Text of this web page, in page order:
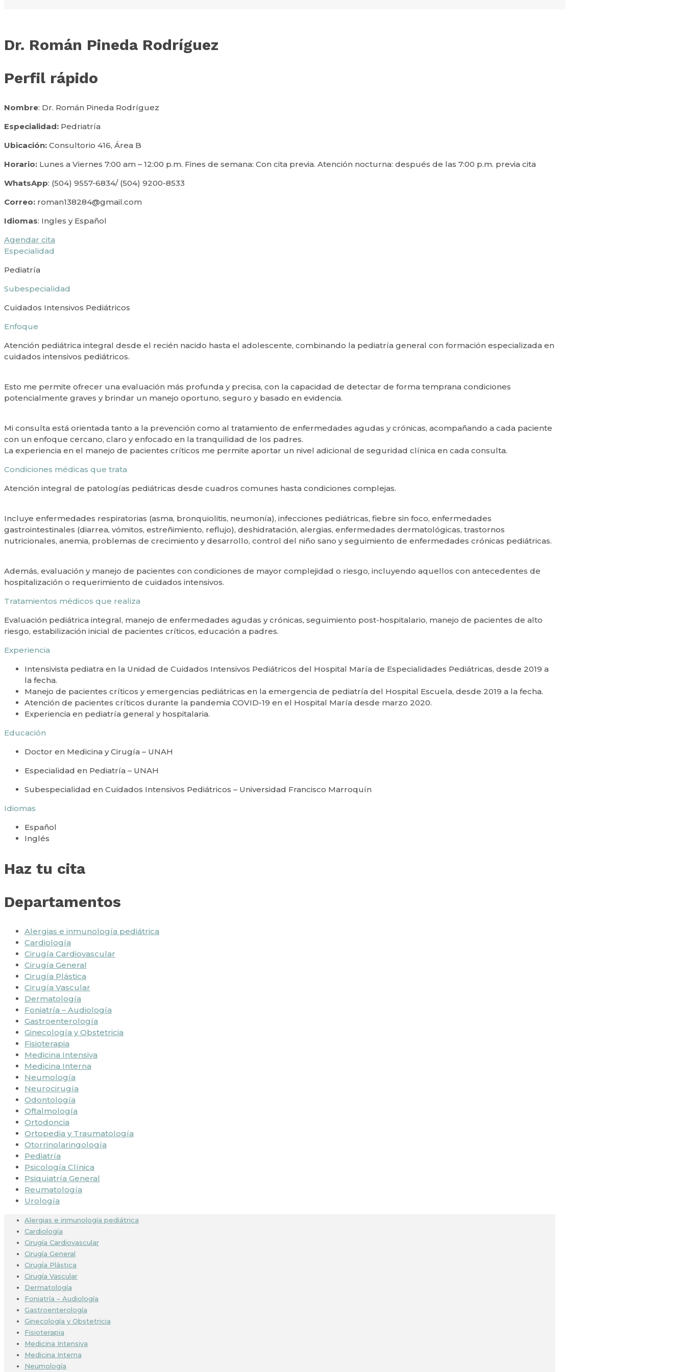
Dr. Román Pineda Rodríguez
Perfil rápido
Nombre: Dr. Román Pineda Rodríguez
Especialidad: Pedriatría
Ubicación: Consultorio 416, Área B
Horario: Lunes a Viernes 7:00 am – 12:00 p.m. Fines de semana: Con cita previa. Atención nocturna: después de las 7:00 p.m. previa cita
WhatsApp: (504) 9557-6834/ (504) 9200-8533
Correo: roman138284@gmail.com
Idiomas: Ingles y Español
Agendar cita
Especialidad
Pediatría
Subespecialidad
Cuidados Intensivos Pediátricos
Enfoque
Atención pediátrica integral desde el recién nacido hasta el adolescente, combinando la pediatría general con formación especializada en
cuidados intensivos pediátricos.
Esto me permite ofrecer una evaluación más profunda y precisa, con la capacidad de detectar de forma temprana condiciones
potencialmente graves y brindar un manejo oportuno, seguro y basado en evidencia.
Mi consulta está orientada tanto a la prevención como al tratamiento de enfermedades agudas y crónicas, acompañando a cada paciente
con un enfoque cercano, claro y enfocado en la tranquilidad de los padres.
La experiencia en el manejo de pacientes críticos me permite aportar un nivel adicional de seguridad clínica en cada consulta.
Condiciones médicas que trata
Atención integral de patologías pediátricas desde cuadros comunes hasta condiciones complejas.
Incluye enfermedades respiratorias (asma, bronquiolitis, neumonía), infecciones pediátricas, fiebre sin foco, enfermedades
gastrointestinales (diarrea, vómitos, estreñimiento, reflujo), deshidratación, alergias, enfermedades dermatológicas, trastornos
nutricionales, anemia, problemas de crecimiento y desarrollo, control del niño sano y seguimiento de enfermedades crónicas pediátricas.
Además, evaluación y manejo de pacientes con condiciones de mayor complejidad o riesgo, incluyendo aquellos con antecedentes de
hospitalización o requerimiento de cuidados intensivos.
Tratamientos médicos que realiza
Evaluación pediátrica integral, manejo de enfermedades agudas y crónicas, seguimiento post-hospitalario, manejo de pacientes de alto
riesgo, estabilización inicial de pacientes críticos, educación a padres.
Experiencia
Intensivista pediatra en la Unidad de Cuidados Intensivos Pediátricos del Hospital María de Especialidades Pediátricas, desde 2019 a
la fecha.
Manejo de pacientes críticos y emergencias pediátricas en la emergencia de pediatría del Hospital Escuela, desde 2019 a la fecha.
Atención de pacientes críticos durante la pandemia COVID-19 en el Hospital María desde marzo 2020.
Experiencia en pediatría general y hospitalaria.
Educación
Doctor en Medicina y Cirugía – UNAH
Especialidad en Pediatría – UNAH
Subespecialidad en Cuidados Intensivos Pediátricos – Universidad Francisco Marroquín
Idiomas
Español
Inglés
Haz tu cita
Departamentos
Alergias e inmunología pediátrica
Cardiología
Cirugía Cardiovascular
Cirugía General
Cirugía Plástica
Cirugía Vascular
Dermatología
Foniatría – Audiología
Gastroenterología
Ginecología y Obstetricia
Fisioterapia
Medicina Intensiva
Medicina Interna
Neumología
Neurocirugía
Odontología
Oftalmología
Ortodoncia
Ortopedia y Traumatología
Otorrinolaringología
Pediatría
Psicología Clínica
Psiquiatría General
Reumatología
Urología
Alergias e inmunología pediátrica
Cardiología
Cirugía Cardiovascular
Cirugía General
Cirugía Plástica
Cirugía Vascular
Dermatología
Foniatría – Audiología
Gastroenterología
Ginecología y Obstetricia
Fisioterapia
Medicina Intensiva
Medicina Interna
Neumología